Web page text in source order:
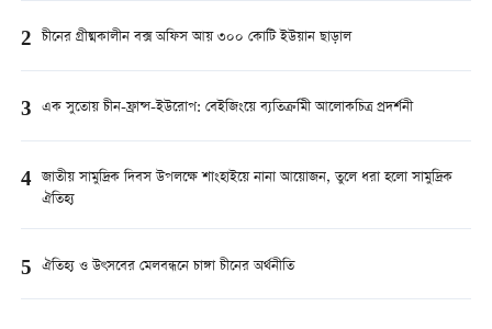
2 চীনের গ্রীষ্মকালীন বক্স অফিস আয় ৩০০ কোটি ইউয়ান ছাড়াল
3 এক সুতোয় চীন-ফ্রান্স-ইউরোপ: বেইজিংয়ে ব্যতিক্রমীি আলোকচিত্র প্রদর্শনী
4 জাতীয় সামুদ্রিক দিবস উপলক্ষে শাংহাইয়ে নানা আয়োজন, তুলে ধরা হলো সামুদ্রিক
ঐতিহ্য
5 ঐতিহ্য ও উৎসবের মেলবন্ধনে চাঙ্গা চীনের অর্থনীতি